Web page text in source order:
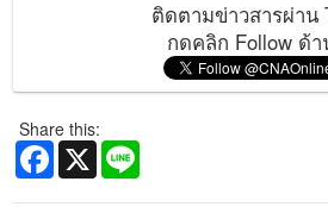
ติดตามข่าวสารผ่าน
กดคลิก Follow ด้า
Share this:
Facebook
X